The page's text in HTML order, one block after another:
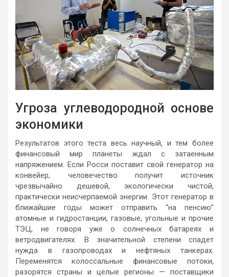
Угроза углеводородной основе
экономики
Результатов этого теста весь научный, и тем более
финансовый мир планеты ждал с затаенным
напряжением. Если Росси поставит свой генератор на
конвейер, человечество получит источник
чрезвычайно дешевой, экологически чистой,
практически неисчерпаемой энергии. Этот генератор в
ближайшие годы может отправить “на пенсию”
атомные и гидростанции, газовые, угольные и прочие
ТЭЦ, не говоря уже о солнечных батареях и
ветродвигателях. В значительной степени спадет
нужда в газопроводах и нефтяных танкерах.
Переменятся колоссальные финансовые потоки,
разорятся страны и целые регионы — поставщики